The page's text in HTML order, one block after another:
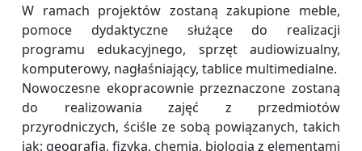
W ramach projektów zostaną zakupione meble,
pomoce dydaktyczne służące do realizacji
programu edukacyjnego, sprzęt audiowizualny,
komputerowy, nagłaśniający, tablice multimedialne.
Nowoczesne ekopracownie przeznaczone zostaną
do realizowania zajęć z przedmiotów
przyrodniczych, ściśle ze sobą powiązanych, takich
jak: geografia, fizyka, chemia, biologia z elementami